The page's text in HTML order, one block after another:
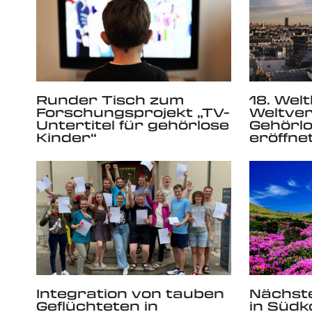
Runder Tisch zum
Forschungsprojekt „TV-
Untertitel für gehörlose
Kinder“
18.
Integration von tauben
Geflüchteten in in